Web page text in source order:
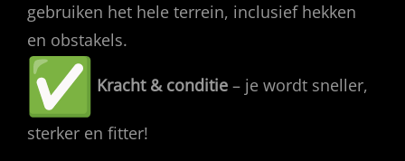
gebruiken het hele terrein, inclusief hekken
en obstakels.
Kracht & conditie – je wordt sneller,
sterker en fitter!